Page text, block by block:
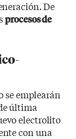
De
procesos de
se emplearán
última
electrolito
con una